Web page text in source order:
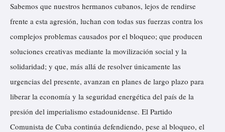
Sabemos que nuestros hermanos cubanos, lejos de rendirse
frente a esta agresión, luchan con todas sus fuerzas contra los
complejos problemas causados por el bloqueo; que producen
soluciones creativas mediante la movilización social y la
solidaridad; y que, más allá de resolver únicamente las
urgencias del presente, avanzan en planes de largo plazo para
liberar la economía y la seguridad energética del país de la
presión del imperialismo estadounidense. El Partido
Comunista de Cuba continúa defendiendo, pese al bloqueo, el